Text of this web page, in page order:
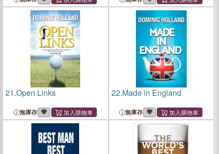
21.Open Links
無庫存
22.Made in England
無庫存